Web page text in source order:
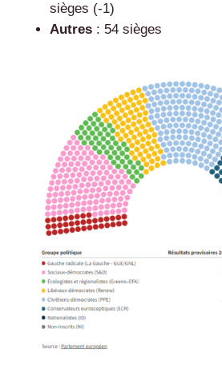
sièges (-1)
Autres: 54 sièges